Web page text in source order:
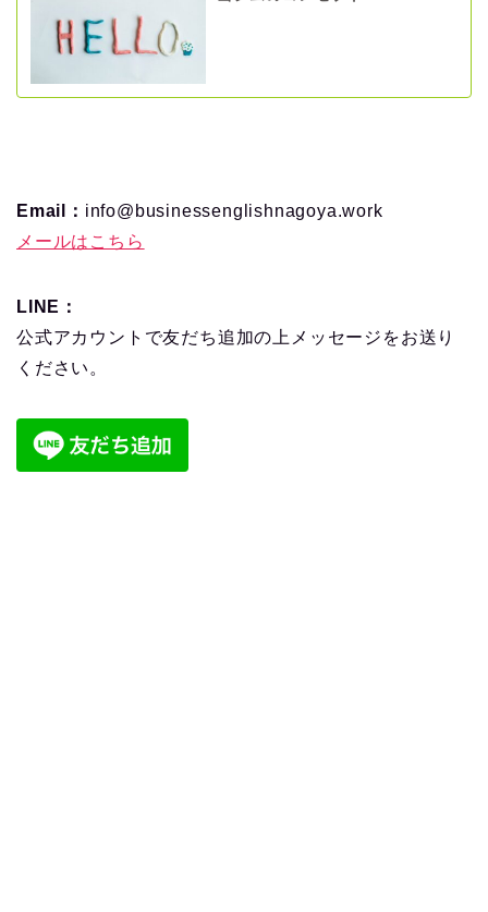
Email： info@businessenglishnagoya.work
メールはこちら
LINE：
公式アカウントで友だち追加の上メッセージをお送り
ください。